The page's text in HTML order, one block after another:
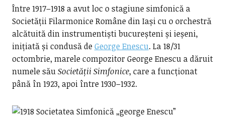
Între 1917–1918 a avut loc o stagiune simfonică a
Societății Filarmonice Române din Iași cu o orchestră
alcătuită din instrumentiști bucureșteni și ieșeni,
inițiată și condusă deGeorge Enescu. La 18/31
octombrie, marele compozitor George Enescu a dăruit
numele săuSocietății Simfonice, care a funcționat
până în 1923, apoi între 1930–1932.